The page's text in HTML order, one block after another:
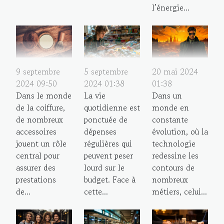
l’énergie...
9 septembre
2024 09:50
Dans le monde
de la coiffure,
de nombreux
accessoires
jouent un rôle
central pour
assurer des
prestations
de...
5 septembre
2024 01:38
La vie
quotidienne est
ponctuée de
dépenses
régulières qui
peuvent peser
lourd sur le
budget. Face à
cette...
20 mai 2024
01:38
Dans un
monde en
constante
évolution, où la
technologie
redessine les
contours de
nombreux
métiers, celui...